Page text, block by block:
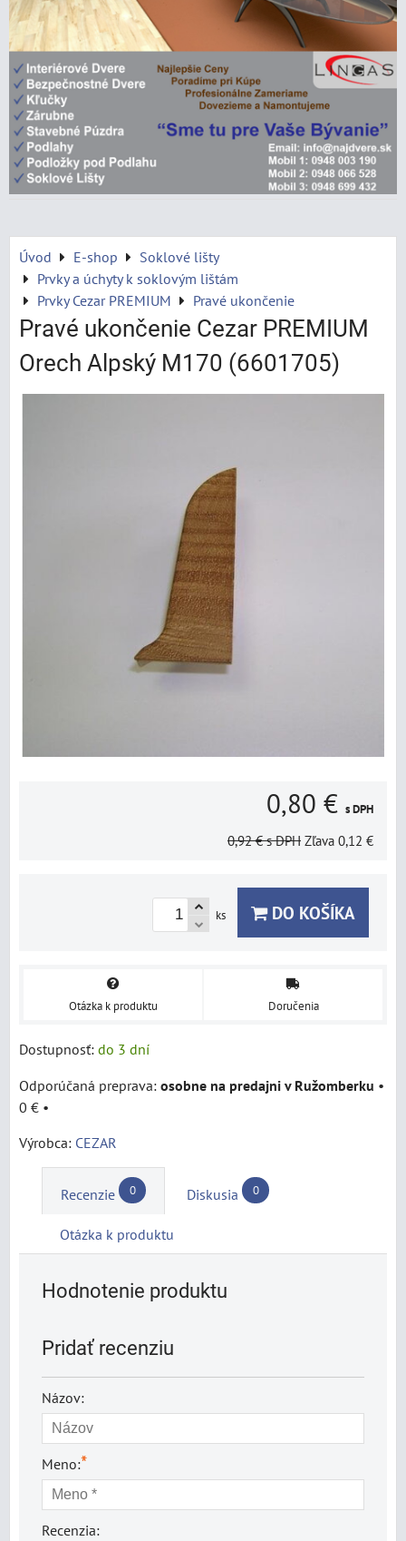
Úvod E-shop
Soklové lišty
Prvky a úchyty k soklovým lištám
Prvky Cezar PREMIUM
Pravé ukončenie
Pravé ukončenie Cezar PREMIUM
Orech Alpský M170 (6601705)
0,80 € s DPH
0,92 € s DPH Zľava 0,12 €
ks DO KOŠÍKA
Otázka k produktu Doručenia
Dostupnosť: do 3 dní
osobne na predajni v Ružomberku •
0 € •
Výrobca: CEZAR
Recenzie 0 Diskusia 0
Otázka k produktu
Hodnotenie produktu
Pridať recenziu
Názov:
Meno:*
Recenzia: